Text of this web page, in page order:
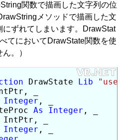
関数で描画した文字列の位
メソッドで描画した文
ずれてしまいます。DrawStat
てにおいてDrawState関数を使
。）
DrawState Lib
_
Integer , _
As Integer , _
IntPtr, _
Integer , _